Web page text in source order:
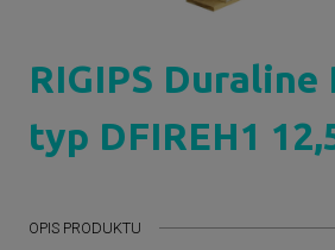
RIGIPS Duraline
typ DFIREH1
OPIS PRODUKTU